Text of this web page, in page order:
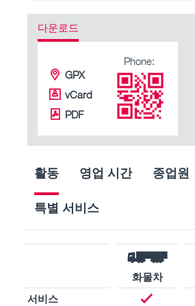
다운로드
GPX
vCard
PDF
Phone:
활동 영업 시간 종업원
특별 서비스
화물차
서비스